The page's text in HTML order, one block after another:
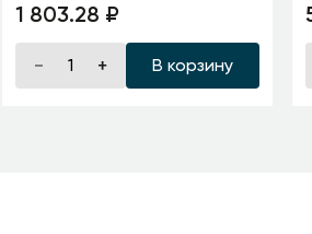
1 803.28 ₽
В корзину